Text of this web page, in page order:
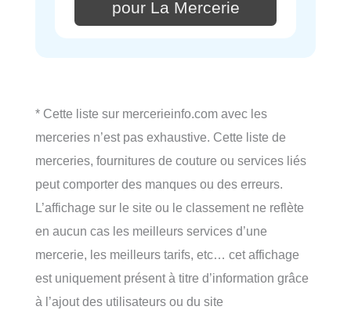
pour La Mercerie
* Cette liste sur mercerieinfo.com avec les
merceries n’est pas exhaustive. Cette liste de
merceries, fournitures de couture ou services liés
peut comporter des manques ou des erreurs.
L’affichage sur le site ou le classement ne reflète
en aucun cas les meilleurs services d’une
mercerie, les meilleurs tarifs, etc… cet affichage
est uniquement présent à titre d’information grâce
à l’ajout des utilisateurs ou du site